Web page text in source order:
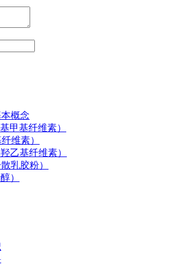
概念
甲基纤维素）
维素）
乙基纤维素）
乳胶粉）
）